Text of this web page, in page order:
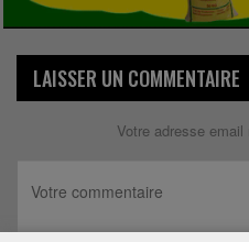
LAISSER UN COMMENTAIRE
Votre adresse